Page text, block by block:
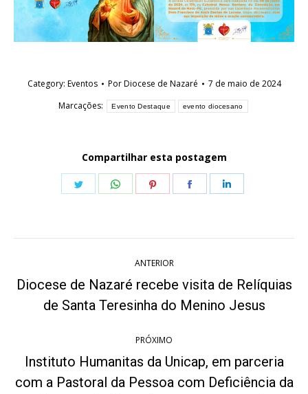
Category: Eventos PorDiocese de Nazaré
7 de maio de 2024
Marcações:
Evento Destaque evento diocesano
Compartilhar esta postagem
Share
Share
Share
Share
de
post:
ANTERIOR
Post
anterior:
Diocese de Nazaré recebe visita de Relíquias
de Santa Teresinha do Menino Jesus
PRÓXIMO
Próximo
Instituto Humanitas da Unicap, em parceria
com a Pastoral da Pessoa com Deficiência da